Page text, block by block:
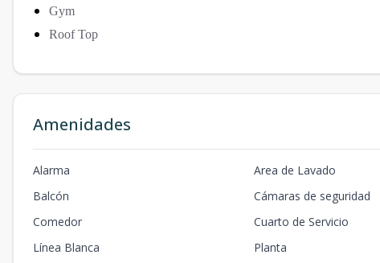
Gym
Roof Top
Amenidades
Alarma Area de Lavado
Balcón
Cámaras de seguridad
Comedor
Cuarto de Servicio
Línea Blanca
Planta